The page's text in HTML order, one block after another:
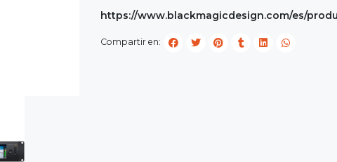
https://www.blackmagicdesign.com/es/
Compartir en: